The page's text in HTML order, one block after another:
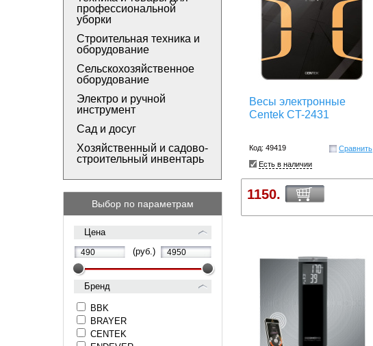
профессиональной
уборки
Строительная техника и
оборудование
Сельскохозяйственное
оборудование
Электро и ручной
инструмент
Сад и досуг
Хозяйственный и садово-
строительный инвентарь
Выбор по параметрам
Цена
(руб.)
Бренд
BBK
BRAYER
CENTEK
Весы электронные
Centek CT-2431
Код: 49419
Сравнить
Есть в наличии
1150.